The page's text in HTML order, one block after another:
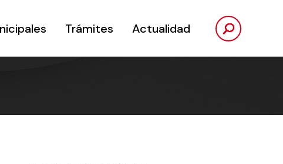
Trámites Actualidad